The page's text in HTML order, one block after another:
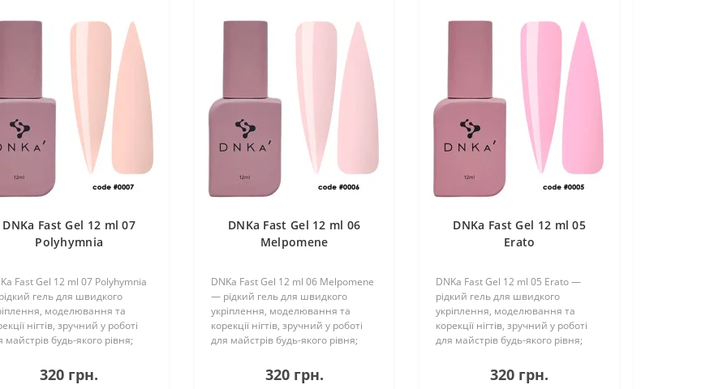
DNKa Fast Gel 12 ml 07
Polyhymnia
Fast Gel 12 ml 07 Polyhymnia
гель для швидкого
моделювання та
нігтів, зручний у роботі
майстрів будь-якого рівня;
самовирівнюється, не
та добре тримає
320 грн.
DNKa Fast Gel 12 ml 06
Melpomene
DNKa Fast Gel 12 ml 06 Melpomene
— рідкий гель для швидкого
укріплення, моделювання та
корекції нігтів, зручний у роботі
для майстрів будь-якого рівня;
легко самовирівнюється, не
деформується та добре тримає
320 грн.
DNKa Fast Gel 12 ml 05
Erato
DNKa Fast Gel 12 ml 05 Erato —
рідкий гель для швидкого
укріплення, моделювання та
корекції нігтів, зручний у роботі
для майстрів будь-якого рівня;
легко самовирівнюється, не
деформується та добре тримає
320 грн.